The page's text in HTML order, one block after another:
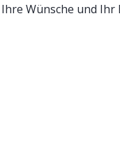
Wünsche und Ihr